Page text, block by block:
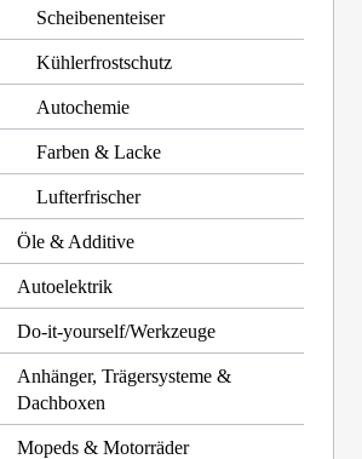
Scheibenenteiser
Kühlerfrostschutz
Autochemie
Farben & Lacke
Lufterfrischer
Öle & Additive
Autoelektrik
Do-it-yourself/Werkzeuge
Anhänger, Trägersysteme &
Dachboxen
Mopeds & Motorräder